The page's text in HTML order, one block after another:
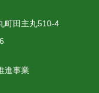
町田主丸510-4
進事業